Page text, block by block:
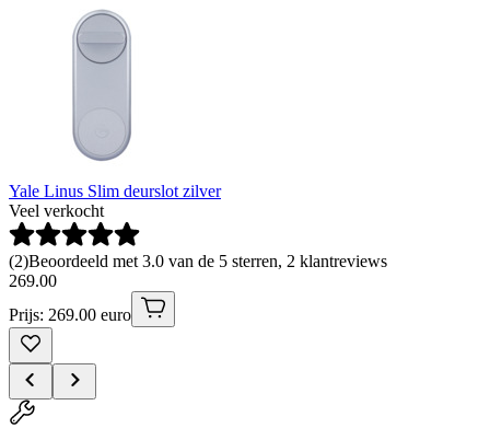
Yale Linus Slim deurslot zilver
Veel verkocht
(2)Beoordeeld met 3.0 van de 5 sterren, 2 klantreviews
269.00
Prijs: 269.00 euro